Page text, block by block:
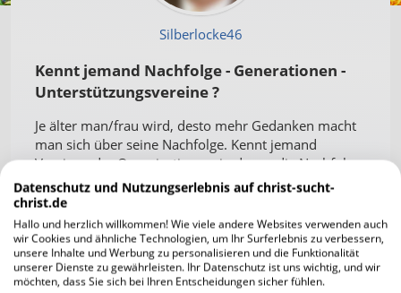
Silberlocke46
Kennt jemand Nachfolge - Generationen -
Unterstützungsvereine ?
Je älter man/frau wird, desto mehr Gedanken macht
man sich über seine Nachfolge. Kennt jemand
Vereine oder Organisationen, in denen die Nachfolge
geregelt werden können ? Z.B.:Kinderlose Eltern mit
Kinderreichen Eltern, Senioren,- mit Jugendlichen usw
? REchtzeitig vorsorgen ist beruhigend und verhindert
große Sorgen für das Alter. Bitte mit Ideen und
Hinweisen zu Lösung dieses Problems - für Alle
beitragen !!!
Datenschutz und Nutzungserlebnis auf christ-sucht-
christ.de
Hallo und herzlich willkommen! Wie viele andere Websites verwenden auch
wir Cookies und ähnliche Technologien, um Ihr Surferlebnis zu verbessern,
unsere Inhalte und Werbung zu personalisieren und die Funktionalität
unserer Dienste zu gewährleisten. Ihr Datenschutz ist uns wichtig, und wir
möchten, dass Sie sich bei Ihren Entscheidungen sicher fühlen.